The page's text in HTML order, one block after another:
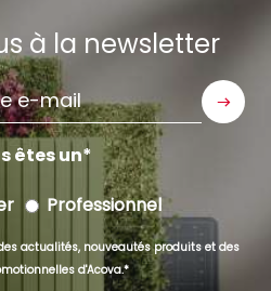
à la newsletter
Adresse
e-
mail
êtes un
Professionnel
actualités, nouveautés produits et des
d'Acova.